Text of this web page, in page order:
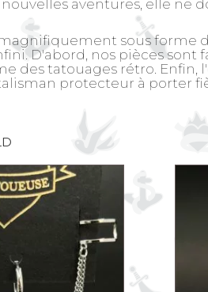
aventures, elle ne
sous forme
D'abord, nos pièces
des tatouages rétro.
protecteur à porter